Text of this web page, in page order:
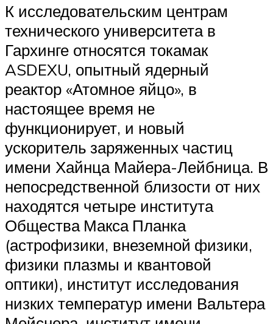
К исследовательским центрам
технического университета в
Гархинге относятся токамак
ASDEXU, опытный ядерный
реактор «Атомное яйцо», в
настоящее время не
функционирует, и новый
ускоритель заряженных частиц
имени Хайнца Майера-Лейбница. В
непосредственной близости от них
находятся четыре института
Общества Макса Планка
(астрофизики, внеземной физики,
физики плазмы и квантовой
оптики), институт исследования
низких температур имени Вальтера